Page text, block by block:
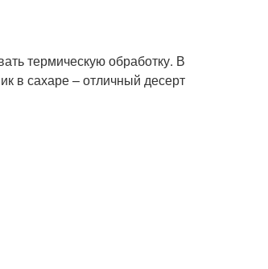
термическую обработку. В
в сахаре – отличный десерт